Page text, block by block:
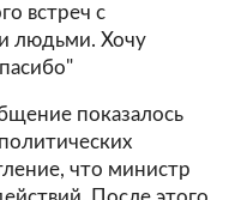
встреч с
людьми. Хочу
показалось
что министр